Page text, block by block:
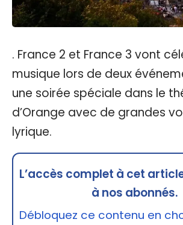
. France 2 et France 3 vont
musique lors de deux
une soirée spéciale dans le
d’Orange avec de grandes
lyrique.
L’accès complet à cet
à nos abonnés.
Débloquez ce contenu en